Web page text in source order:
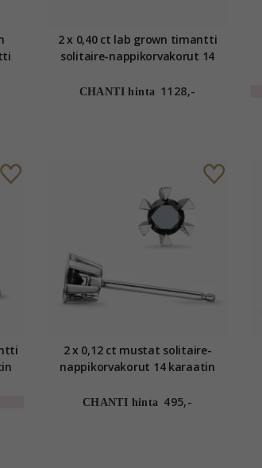
2 x 0,40 ct lab grown timantti
solitaire-nappikorvakorut 14
grown timantti
CHANTI hinta 1128,-
2 x 0,12 ct mustat solitaire-
nappikorvakorut 14 karaatin
timantti
CHANTI hinta 495,-